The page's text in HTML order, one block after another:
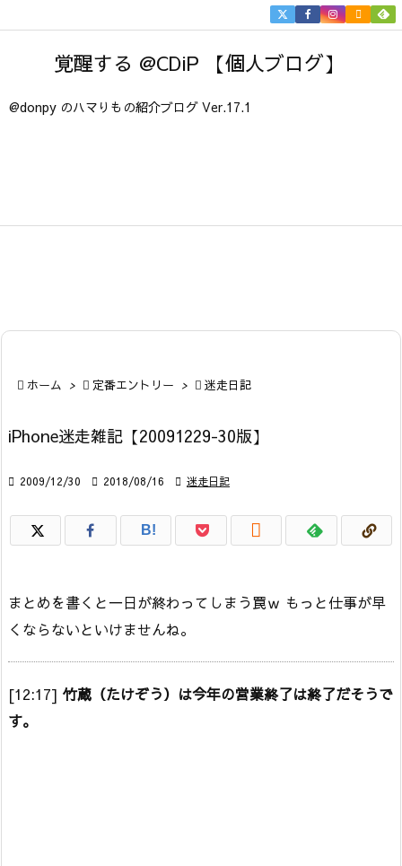
覚醒する @CDiP 【個人ブログ】
@donpy のハマりもの紹介ブログ Ver.17.1


 ホーム >  定番エントリー >  迷走日記
iPhone迷走雑記【20091229-30版】
 2009/12/30  2018/08/16  迷走日記
B! 
まとめを書くと一日が終わってしまう罠ｗ もっと仕事が早
くならないといけませんね。
[12:17] 竹蔵（たけぞう）は今年の営業終了は終了だそうで
す。